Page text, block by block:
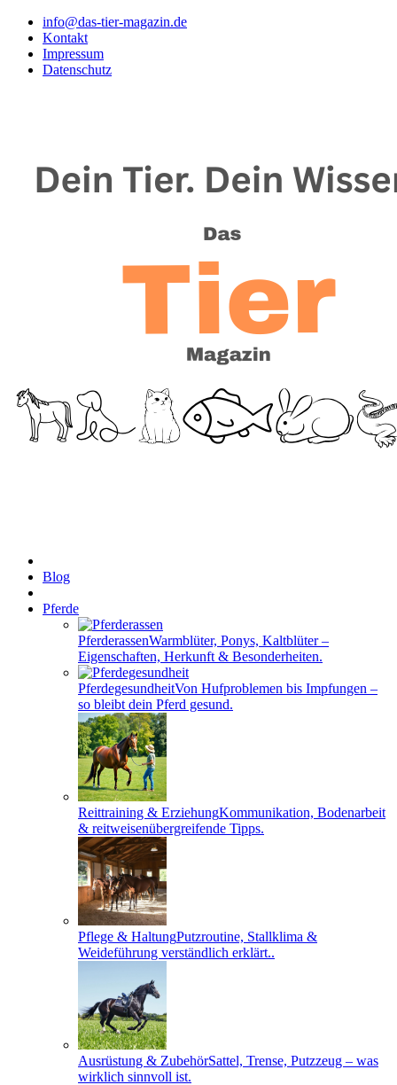
info@das-tier-magazin.de
Kontakt
Impressum
Datenschutz
Blog
Pferde
PferderassenWarmblüter, Ponys, Kaltblüter –
Eigenschaften, Herkunft & Besonderheiten.
PferdegesundheitVon Hufproblemen bis Impfungen –
so bleibt dein Pferd gesund.
Reittraining & ErziehungKommunikation, Bodenarbeit
& reitweisenübergreifende Tipps.
Pflege & HaltungPutzroutine, Stallklima &
Weideführung verständlich erklärt..
Ausrüstung & ZubehörSattel, Trense, Putzzeug – was
wirklich sinnvoll ist.